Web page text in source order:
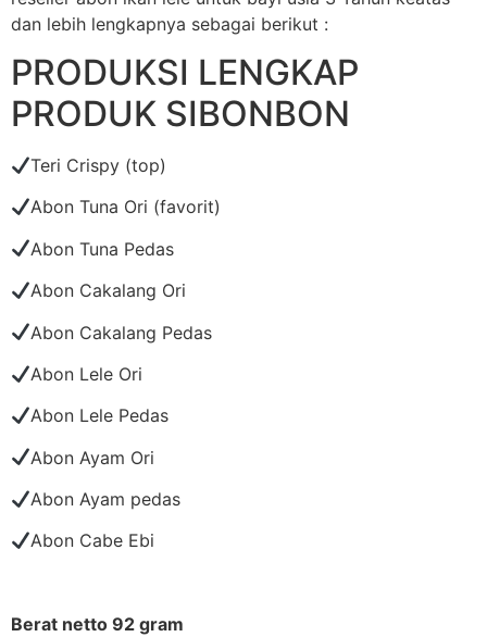
dan lebih lengkapnya sebagai berikut :
PRODUKSI LENGKAP
PRODUK SIBONBON
Teri Crispy (top)
Abon Tuna Ori (favorit)
Abon Tuna Pedas
Abon Cakalang Ori
Abon Cakalang Pedas
Abon Lele Ori
Abon Lele Pedas
Abon Ayam Ori
Abon Ayam pedas
Abon Cabe Ebi
Berat netto 92 gram